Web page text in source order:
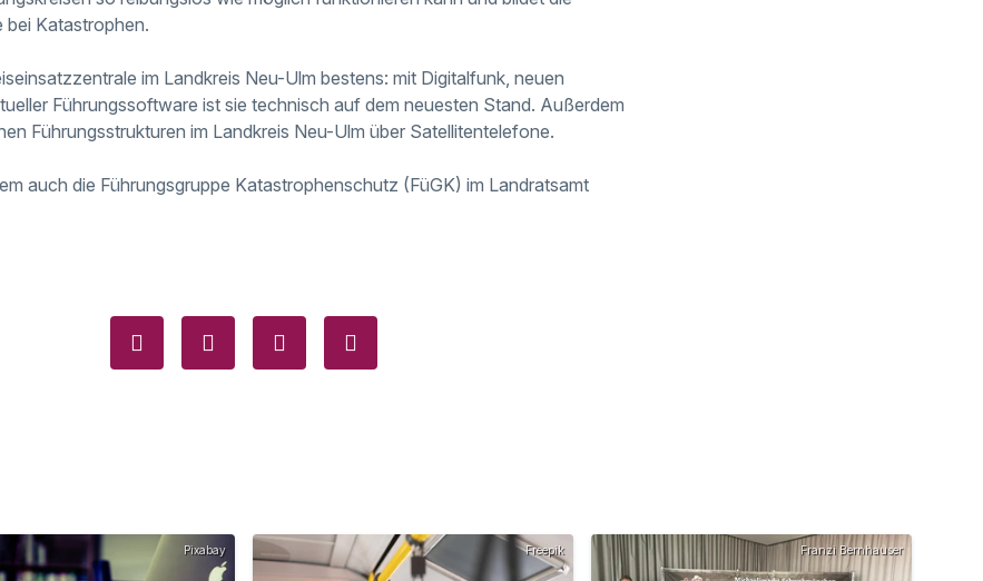
bei Katastrophen.
im Landkreis Neu-Ulm bestens: mit Digitalfunk, neuen
Führungssoftware ist sie technisch auf dem neuesten Stand. Außerdem
Führungsstrukturen im Landkreis Neu-Ulm über Satellitentelefone.
auch die Führungsgruppe Katastrophenschutz (FüGK) im Landratsamt
Pixabay Freepik Franzi Bernhauser